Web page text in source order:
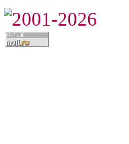
2001-2026